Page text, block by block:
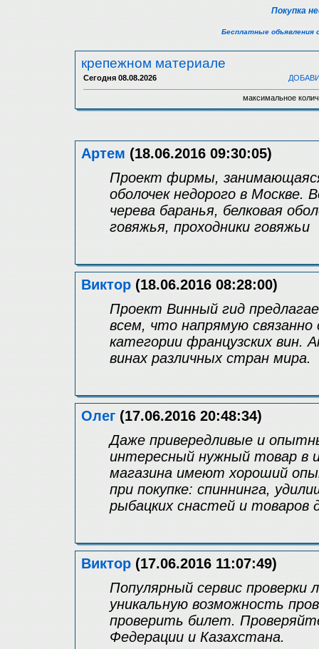
Покупка
Бесплатные объявления
крепежном материале
Сегодня 08.08.2026
максимальное
Артем (18.06.2016 09:30:05)
Проект фирмы,
оболочек недорого в Москве.
черева баранья, белковая
говяжья, проходники говяжьи
Виктор (18.06.2016 08:28:00)
Проект Винный гид
всем, что напрямую связанно
категории французских вин.
винах различных стран мира.
Олег (17.06.2016 20:48:34)
Даже привередливые и
интересный нужный товар в
магазина имеют хороший
при покупке: спиннинга,
рыбацких снастей и товаров
Виктор (17.06.2016 11:07:49)
Популярный сервис
уникальную возможность
проверить билет.
Федерации и Казахстана.